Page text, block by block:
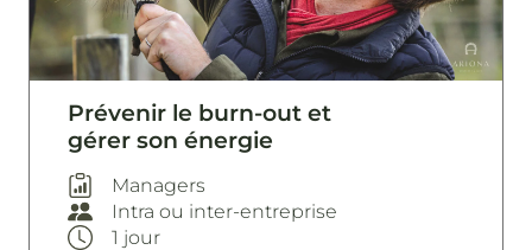
Prévenir le burn-out et
gérer son énergie
Managers
Intra ou inter-entreprise
1 jour